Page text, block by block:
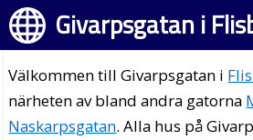
Givarpsgatan i
Välkommen till Givarpsgatan i
närheten av bland andra gatorna
Naskarpsgatan. Alla hus på